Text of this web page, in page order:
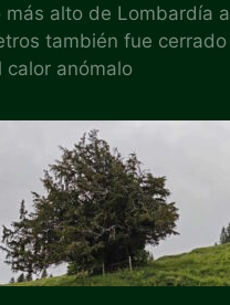
más alto de Lombardía a
también fue cerrado
calor anómalo